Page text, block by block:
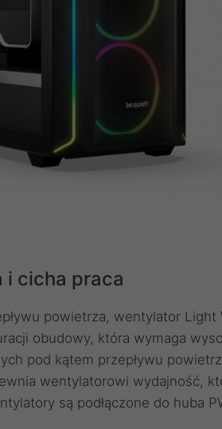
i cicha praca
powietrza, wentylator Light
obudowy, która wymaga
pod kątem przepływu
wentylatorowi wydajność,
są podłączone do huba